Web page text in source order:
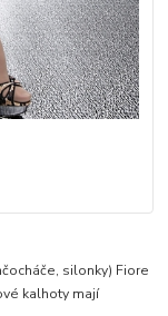
silonky) Fiore
kalhoty mají